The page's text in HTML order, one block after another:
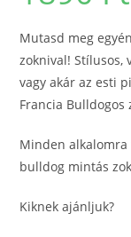
Mutasd meg
zoknival! Stílusos,
vagy akár az esti
Francia Bulldogos
Minden alkalomra
bulldog mintás
Kiknek ajánljuk?